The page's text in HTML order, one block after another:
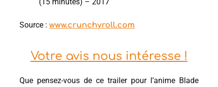
Source : www.crunchyroll.com
Votre avis nous intéresse !
Que pensez-vous de ce trailer pour l’anime Blade